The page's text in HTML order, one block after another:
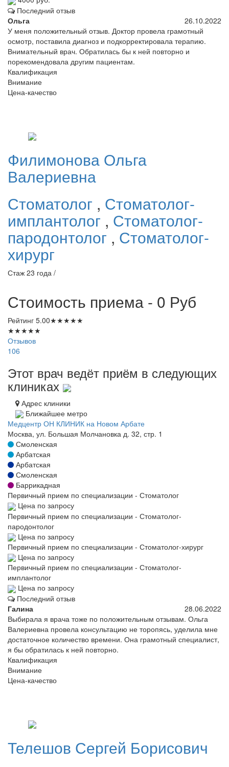
Последний отзыв
Ольга
26.10.2022
У меня положительный отзыв. Доктор провела грамотный
осмотр, поставила диагноз и подкорректировала терапию.
Внимательный врач. Обратилась бы к ней повторно и
порекомендовала другим пациентам.
Квалификация
Внимание
Цена-качество
Филимонова Ольга
Валериевна
Стоматолог , Стоматолог-
имплантолог , Стоматолог-
пародонтолог , Стоматолог-
хирург
Стаж 23 года /
Стоимость приема - 0 Руб
Рейтинг 5.00★★★★★
★★★★★
Отзывов
106
Этот врач ведёт приём в следующих
клиниках
Адрес клиники
Ближайшее метро
Медцентр ОН КЛИНИК на Новом Арбате
Москва, ул. Большая Молчановка д. 32, стр. 1
Смоленская
Арбатская
Арбатская
Смоленская
Баррикадная
Первичный прием по специализации - Стоматолог
Цена по запросу
Первичный прием по специализации - Стоматолог-
пародонтолог
Цена по запросу
Первичный прием по специализации - Стоматолог-хирург
Цена по запросу
Первичный прием по специализации - Стоматолог-
имплантолог
Цена по запросу
Последний отзыв
Галина
28.06.2022
Выбирала я врача тоже по положительным отзывам. Ольга
Валериевна провела консультацию не торопясь, уделила мне
достаточное количество времени. Она грамотный специалист,
я бы обратилась к ней повторно.
Квалификация
Внимание
Цена-качество
Телешов Сергей Борисович